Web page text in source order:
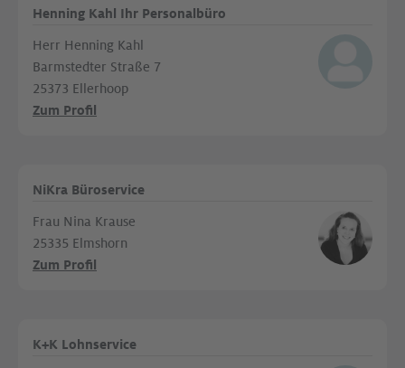
Henning Kahl Ihr Personalbüro
Herr Henning Kahl
Barmstedter Straße 7
25373 Ellerhoop
Zum Profil
NiKra Büroservice
Frau Nina Krause
25335 Elmshorn
Zum Profil
K+K Lohnservice